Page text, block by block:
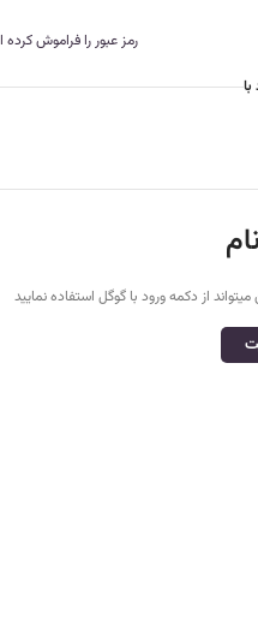
رمز عبور را فراموش کرده
از دکمه ورود با گوگل استفاده نمایید